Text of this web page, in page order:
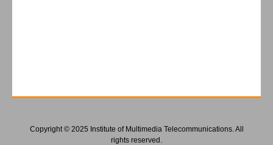
Copyright © 2025 Institute of Multimedia Telecommunications. All
rights reserved.